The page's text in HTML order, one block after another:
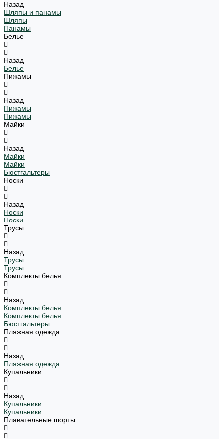
Назад
Шляпы и панамы
Шляпы
Панамы
Белье
Назад
Белье
Пижамы
Назад
Пижамы
Пижамы
Майки
Назад
Майки
Майки
Бюстгальтеры
Носки
Назад
Носки
Носки
Трусы
Назад
Трусы
Трусы
Комплекты белья
Назад
Комплекты белья
Комплекты белья
Бюстгальтеры
Пляжная одежда
Назад
Пляжная одежда
Купальники
Назад
Купальники
Купальники
Плавательные шорты